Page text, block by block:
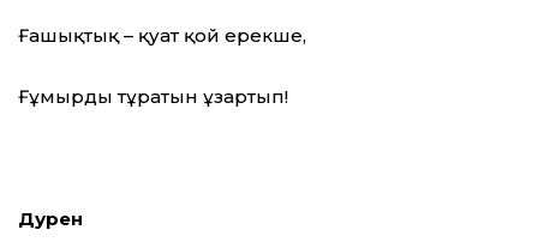
Ғашықтық – қуат қой ерекше,
Ғұмырды тұратын ұзартып!
Дәурен